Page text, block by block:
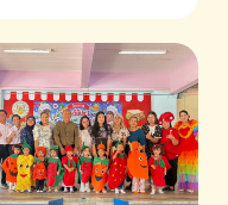
าล EP K3 โรงเรียนโชคชัย
งขันคณิตศาสตร์และคณิตคิด
นานาชาติ ครั้งที่ 46 ประจำปี
ณ ประเทศสิงคโปร์
AND
ARITHMETIC
2026 - ถ้วย